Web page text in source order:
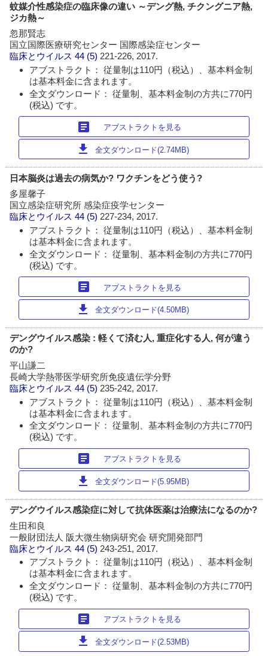
蚊媒介性感染症の臨床像の違い ～デング熱, チクングニア熱,
ジカ熱～
忽那賢志
国立国際医療研究センター 国際感染症センター
臨床とウイルス 44 (5) 221-226, 2017.
アブストラクト： 従量制は110円（税込）、基本料金制
は基本料金に含まれます。
全文ダウンロード： 従量制、基本料金制の方共に770円
(税込) です。
article アブストラクトを見る
download 全文ダウンロード(2.74MB)
日本脳炎は過去の病気か? ワクチンをどう使う?
多屋馨子
国立感染症研究所 感染症疫学センター
臨床とウイルス 44 (5) 227-234, 2017.
アブストラクト： 従量制は110円（税込）、基本料金制
は基本料金に含まれます。
全文ダウンロード： 従量制、基本料金制の方共に770円
(税込) です。
article アブストラクトを見る
download 全文ダウンロード(4.50MB)
デングウイルス感染 : 軽くて済む人, 重症化する人, 何が違う
のか?
平山謙二
長崎大学熱帯医学研究所免疫遺伝学分野
臨床とウイルス 44 (5) 235-242, 2017.
アブストラクト： 従量制は110円（税込）、基本料金制
は基本料金に含まれます。
全文ダウンロード： 従量制、基本料金制の方共に770円
(税込) です。
article アブストラクトを見る
download 全文ダウンロード(5.95MB)
デングウイルス感染症に対して抗体医薬は治療法になるのか?
生田和良
一般財団法人 阪大微生物病研究会 研究開発部門
臨床とウイルス 44 (5) 243-251, 2017.
アブストラクト： 従量制は110円（税込）、基本料金制
は基本料金に含まれます。
全文ダウンロード： 従量制、基本料金制の方共に770円
(税込) です。
article アブストラクトを見る
download 全文ダウンロード(2.53MB)